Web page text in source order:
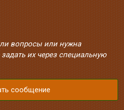
вопросы или нужна
их через специальную
сообщение